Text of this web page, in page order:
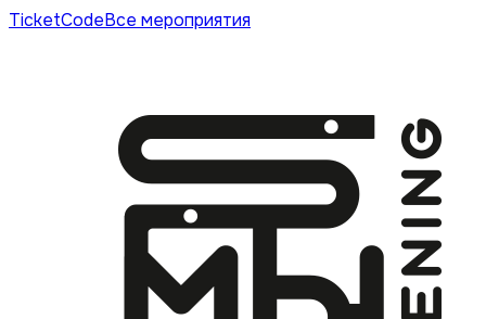
TicketCodeВсе мероприятия